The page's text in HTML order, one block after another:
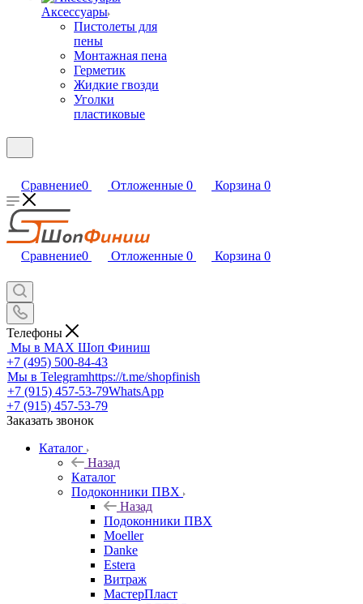
Аксессуары
Пистолеты для
пены
Монтажная пена
Герметик
Жидкие гвозди
Уголки
пластиковые
Сравнение0 Отложенные 0 Корзина 0
Сравнение0 Отложенные 0 Корзина 0
Телефоны
Мы в MAX Шоп Финиш
+7 (495) 500-84-43
Мы в Telegramhttps://t.me/shopfinish
+7 (915) 457-53-79WhatsApp
+7 (915) 457-53-79
Заказать звонок
Каталог
Назад
Каталог
Подоконники ПВХ
Назад
Подоконники ПВХ
Moeller
Danke
Estera
Витраж
МастерПласт